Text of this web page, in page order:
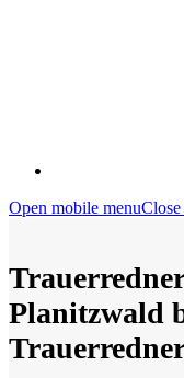
Open mobile menu
Planitzwald